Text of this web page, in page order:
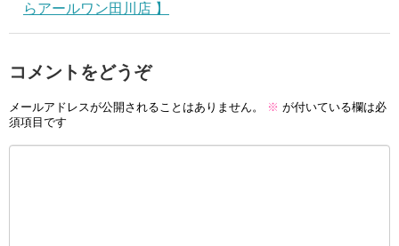
らアールワン田川店 】
コメントをどうぞ
メールアドレスが公開されることはありません。 ※ が付いている欄は必
須項目です